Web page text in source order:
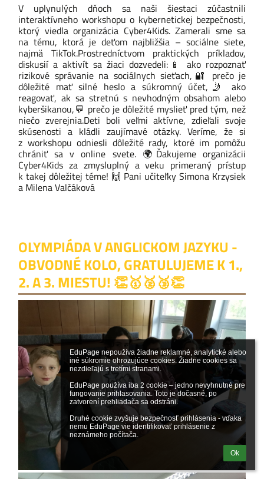
EduPage nepoužíva žiadne reklamné, analytické alebo
iné súkromie ohrozujúce cookies. Žiadne cookies sa
nezdieľajú s tretími stranami.
EduPage používa iba 2 cookie – jedno nevyhnutné pre
fungovanie prihlasovania. Toto je dočasné, po
zatvorení prehliadača sa odstráni.
Druhé cookie zvyšuje bezpečnosť prihlásenia - vďaka
nemu EduPage vie identifikovať prihlásenie z
neznámeho počítača.
Ok
V uplynulých dňoch sa naši šiestaci zúčastnili
interaktívneho workshopu o kybernetickej bezpečnosti,
ktorý viedla organizácia Cyber4Kids. Zamerali sme sa
na tému, ktorá je deťom najbližšia – sociálne siete,
najmä TikTok.Prostredníctvom praktických príkladov,
diskusií a aktivít sa žiaci dozvedeli: 📱 ako rozpoznať
rizikové správanie na sociálnych sieťach, 🔐 prečo je
dôležité mať silné heslo a súkromný účet, 🤳 ako
reagovať, ak sa stretnú s nevhodným obsahom alebo
kyberšikanou,💬 prečo je dôležité myslieť pred tým, než
niečo zverejnia.Deti boli veľmi aktívne, zdieľali svoje
skúsenosti a kládli zaujímavé otázky. Veríme, že si
z workshopu odniesli dôležité rady, ktoré im pomôžu
chrániť sa v online svete. 🌍 Ďakujeme organizácii
Cyber4Kids za zmysluplný a veku primeraný prístup
k takej dôležitej téme! 🙌 Pani učiteľkySimona Krzysiek
a Milena Valčáková
OLYMPIÁDA V ANGLICKOM JAZYKU -
OBVODNÉ KOLO, GRATULUJEME K 1.,
2. A 3. MIESTU! 👏🥇🥈🥉👏